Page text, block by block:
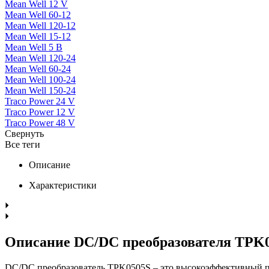
Mean Well 12 V
Mean Well 60-12
Mean Well 120-12
Mean Well 15-12
Mean Well 5 В
Mean Well 120-24
Mean Well 60-24
Mean Well 100-24
Mean Well 150-24
Traco Power 24 V
Traco Power 12 V
Traco Power 48 V
Свернуть
Все теги
Описание
Характеристики
Описание DC/DC преобразователя